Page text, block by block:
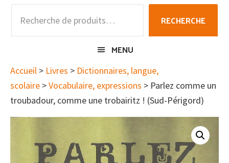
pour :
RECHERCHE
MENU
Accueil > Livres > Dictionnaires, langue,
scolaire >Vocabulaire, expressions > Parlez comme un
troubadour, comme une trobairitz ! (Sud-Périgord)